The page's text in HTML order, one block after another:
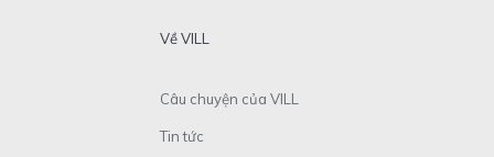
Về VILL
Câu chuyện của VILL
Tin tức